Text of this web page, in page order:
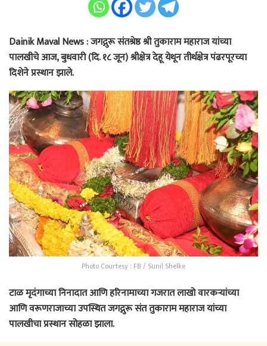
Dainik Maval News : जगद्गुरू संतश्रेष्ठ श्री तुकाराम महाराज यांच्या
पालखीचे आज, बुधवारी (दि. १८ जून) श्रीक्षेत्र देहू येथून तीर्थक्षेत्र पंढरपूरच्या
दिशेने प्रस्थान झाले.
Photo Courtesy : FB / Sunil Shelke
टाळ मृदंगाच्या निनादात आणि हरिनामाच्या गजरात लाखो वारकऱ्यांच्या
आणि वरूणराजाच्या उपस्थित जगद्गुरू संत तुकाराम महाराज यांच्या
पालखीचा प्रस्थान सोहळा झाला.